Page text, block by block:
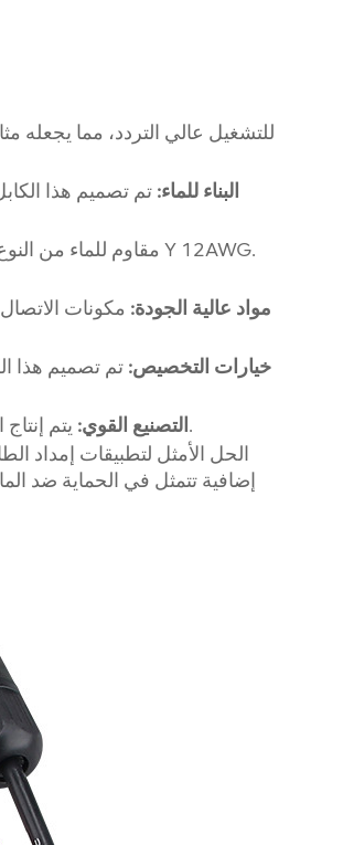
البناء للماء: تم تصميم هذا
مواد عالية الجودة: مكونات
خيارات التخصيص: تم تصميم هذا
التصنيع القوي:يتم إنتاج الكابل باستخدام تقنيات القولبة بالحقن المتقدمة، مما يضمن الدقة والاتساق في كل وحدة.
إضافية تتمثل في الحماية ضد